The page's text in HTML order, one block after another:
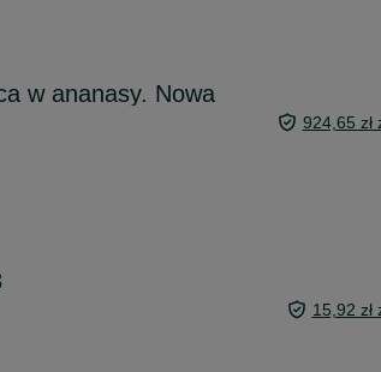
w ananasy. Nowa
924,65 zł
15,92